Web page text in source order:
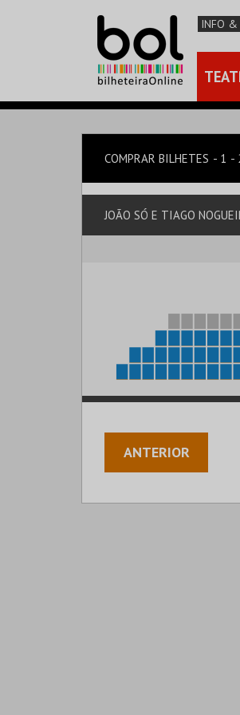
INFO &
COMPRAR BILHETES 1
JOÃO SÓ E TIAGO
ANTERIOR